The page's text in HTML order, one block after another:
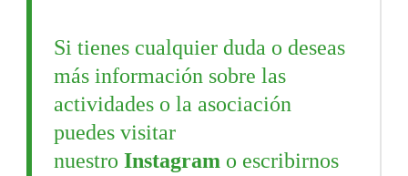
Si tienes cualquier duda o deseas
más información sobre las
actividades o la asociación
puedes visitar
nuestroInstagram o escribirnos